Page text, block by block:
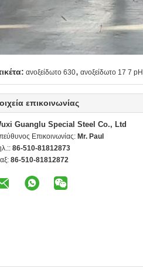
ανοξείδωτο 630, ανοξείδωτο 17 7 pH
επικοινωνίας
Guanglu Special Steel Co., Ltd
Επικοινωνίας: Mr. Paul
86-510-81812873
86-510-81812872